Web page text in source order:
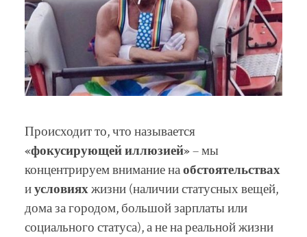
Происходит то, что называется
«фокусирующей иллюзией»– мы
концентрируем внимание наобстоятельствах
иусловияхжизни (наличии статусных вещей,
дома за городом, большой зарплаты или
социального статуса), а не на реальной жизни